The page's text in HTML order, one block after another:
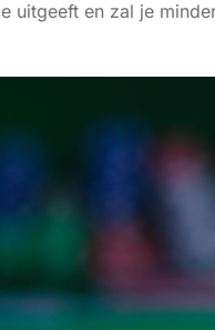
uitgeeft en zal je